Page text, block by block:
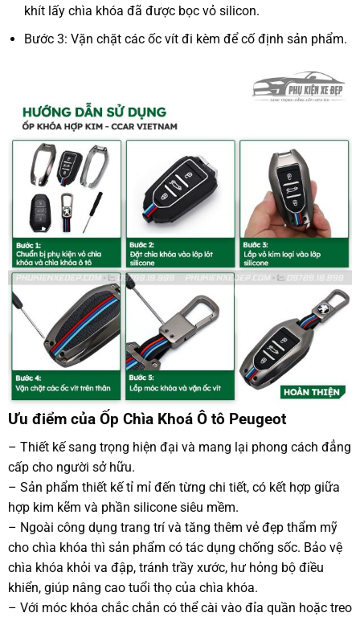
khít lấy chìa khóa đã được bọc vỏ silicon.
Bước 3: Vặn chặt các ốc vít đi kèm để cố định sản phẩm.
Ưu điểm của Ốp Chìa Khoá Ô tô Peugeot
– Thiết kế sang trọng hiện đại và mang lại phong cách đẳng
cấp cho người sở hữu.
– Sản phẩm thiết kế tỉ mỉ đến từng chi tiết, có kết hợp giữa
hợp kim kẽm và phần silicone siêu mềm.
– Ngoài công dụng trang trí và tăng thêm vẻ đẹp thẩm mỹ
cho chìa khóa thì sản phẩm có tác dụng chống sốc. Bảo vệ
chìa khóa khỏi va đập, tránh trầy xước, hư hỏng bộ điều
khiển, giúp nâng cao tuổi thọ của chìa khóa.
– Với móc khóa chắc chắn có thể cài vào đỉa quần hoặc treo